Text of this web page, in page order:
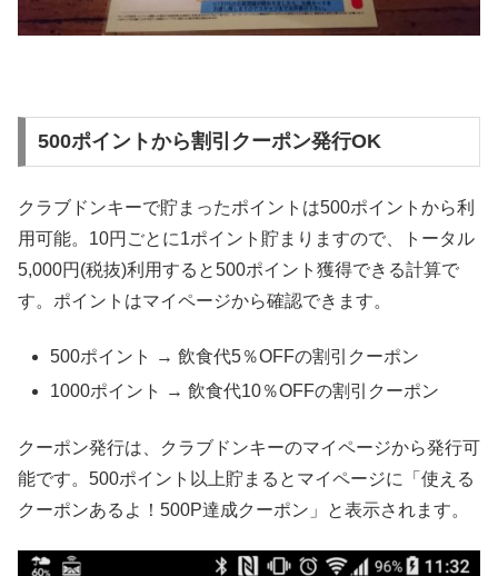
500ポイントから割引クーポン発行OK
クラブドンキーで貯まったポイントは500ポイントから利
用可能。10円ごとに1ポイント貯まりますので、トータル
5,000円(税抜)利用すると500ポイント獲得できる計算で
す。ポイントはマイページから確認できます。
500ポイント → 飲食代5％OFFの割引クーポン
1000ポイント → 飲食代10％OFFの割引クーポン
クーポン発行は、クラブドンキーのマイページから発行可
能です。500ポイント以上貯まるとマイページに「使える
クーポンあるよ！500P達成クーポン」と表示されます。